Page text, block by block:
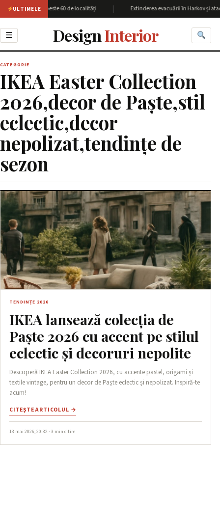
ULTIMELE
Harkov cu peste 60 de localități Extinderea evacuării în Harkov și
☰ DesignInterior
CATEGORIE
IKEA Easter Collection
2026,decor de Paște,stil
eclectic,decor
nepolizat,tendințe de
sezon
TENDINȚE 2026
IKEA lansează colecția de
Paște 2026 cu accent pe stilul
eclectic și decoruri nepolite
Descoperă IKEA Easter Collection 2026, cu accente pastel, origami și
textile vintage, pentru un decor de Paște eclectic și nepolizat. Inspiră-te
acum!
CITEŞTE ARTICOLUL →
13 mai 2026, 20:32 · 3 min citire